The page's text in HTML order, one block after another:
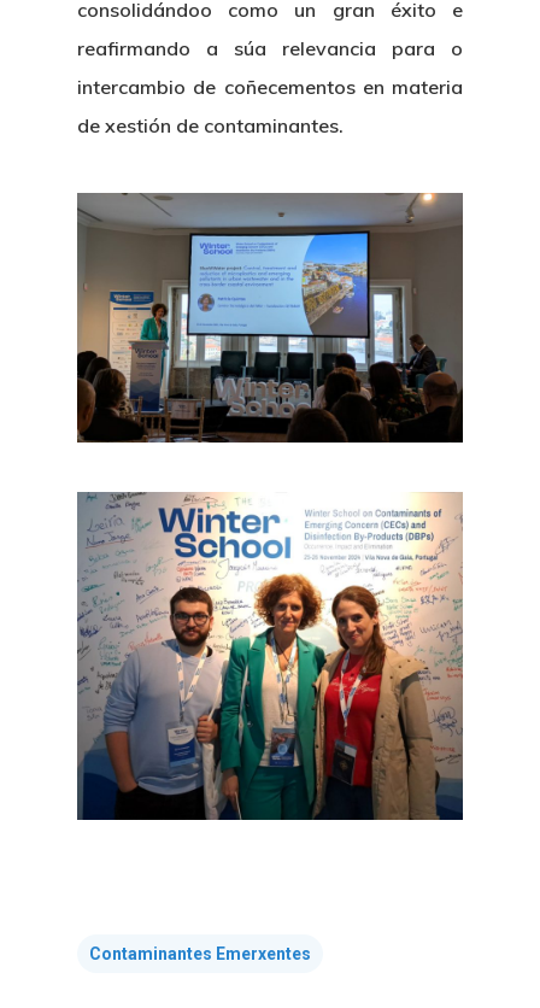
consolidándoo como un gran éxito e
reafirmando a súa relevancia para o
intercambio de coñecementos en materia
de xestión de contaminantes.
Contaminantes Emerxentes